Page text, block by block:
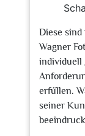
Diese
Wagner
individuell
erfüllen.
seiner